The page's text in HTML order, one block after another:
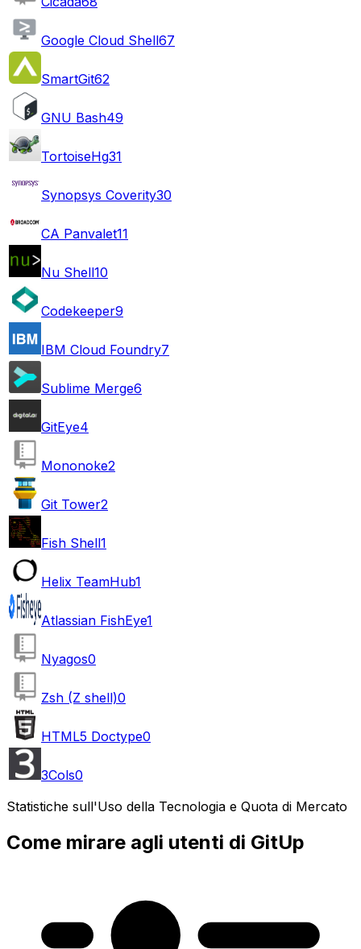
Google Cloud Shell67
SmartGit62
GNU Bash49
TortoiseHg31
Synopsys Coverity30
CA Panvalet11
Nu Shell10
Codekeeper9
IBM Cloud Foundry7
Sublime Merge6
GitEye4
Mononoke2
Git Tower2
Fish Shell1
Helix TeamHub1
Atlassian FishEye1
Nyagos0
Zsh (Z shell)0
HTML5 Doctype0
3Cols0
Statistiche sull'Uso della Tecnologia e Quota di Mercato
Come mirare agli utenti di GitUp